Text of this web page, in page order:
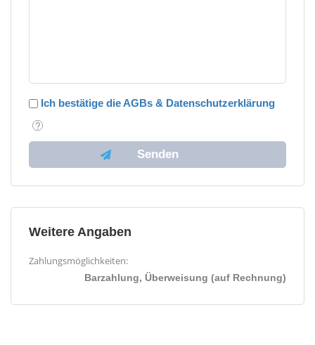
Ich bestätige die AGBs & Datenschutzerklärung
Weitere Angaben
Zahlungsmöglichkeiten:
Barzahlung, Überweisung (auf Rechnung)